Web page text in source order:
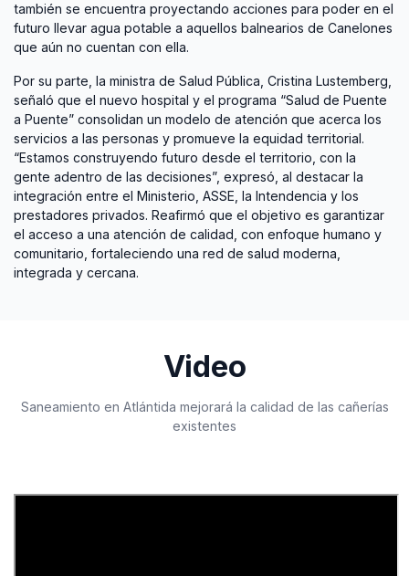
también se encuentra proyectando acciones para poder en el
futuro llevar agua potable a aquellos balnearios de Canelones
que aún no cuentan con ella.
Por su parte, la ministra de Salud Pública, Cristina Lustemberg,
señaló que el nuevo hospital y el programa “Salud de Puente
a Puente” consolidan un modelo de atención que acerca los
servicios a las personas y promueve la equidad territorial.
“Estamos construyendo futuro desde el territorio, con la
gente adentro de las decisiones”, expresó, al destacar la
integración entre el Ministerio, ASSE, la Intendencia y los
prestadores privados. Reafirmó que el objetivo es garantizar
el acceso a una atención de calidad, con enfoque humano y
comunitario, fortaleciendo una red de salud moderna,
integrada y cercana.
Video
Saneamiento en Atlántida mejorará la calidad de las cañerías
existentes